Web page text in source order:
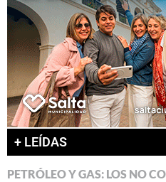
+ LEÍDAS
PETRÓLEO Y GAS: LOS NO